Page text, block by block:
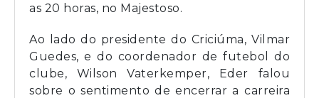
as 20 horas, no Majestoso.
Ao lado do presidente do Criciúma, Vilmar
Guedes, e do coordenador de futebol do
clube, Wilson Vaterkemper, Eder falou
sobre o sentimento de encerrar a carreira